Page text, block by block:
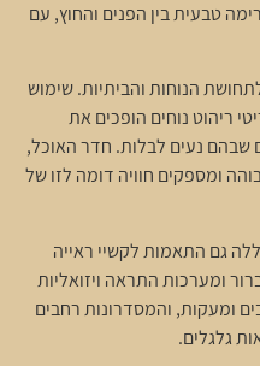
טבעית בין הפנים והחוץ, עם
הנוחות והביתיות. שימוש
ריהוט נוחים הופכים את
שבהם נעים לבלות. חדר האוכל,
ומספקים חוויה דומה לזו של
גם התאמות לקשיי ראייה
ומערכות התראה ויזואליות
ומעקות, והמסדרונות רחבים
גלגלים.